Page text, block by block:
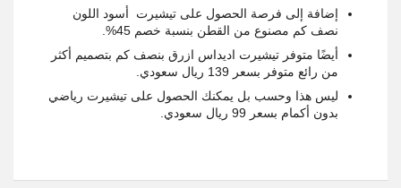
إضافة إلى فرصة الحصول على تيشيرت أسود اللون
نصف كم مصنوع من القطن بنسبة خصم 45%.
أيضًا متوفر تيشيرت اديداس ازرق بنصف كم بتصميم أكثر
من رائع متوفر بسعر 139 ريال سعودي.
ليس هذا وحسب بل يمكنك الحصول على تيشيرت رياضي
بدون أكمام بسعر 99 ريال سعودي.